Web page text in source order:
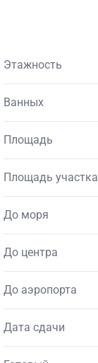
Этажность
Ванных
Площадь
Площадь участка
До моря
До центра
До аэропорта
Дата сдачи